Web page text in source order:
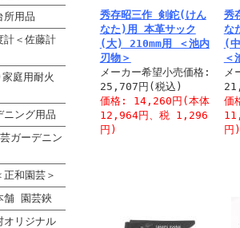
所用品
計＜佐藤計
庭用耐火
ニング用品
ガーデニン
正和園芸＞
舗 園芸鋏
オリジナル
秀存昭三作 剣鉈(けん
なた)用 本革サック
(大) 210mm用 ＜池内
刃物＞
メーカー希望小売価格:
25,707円(税込)
価格: 14,260円(本体
12,964円、税 1,296
円)
秀
な
(
＜
メ
価
円)